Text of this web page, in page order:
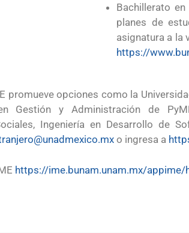
Bachillerato
planes de
asignatura a la
https://
promueve opciones como la
Gestión y Administración de
Ingeniería en Desarrollo de
o ingresa a
https://ime.bunam.unam.mx/appime/
cursos de preparación
en primavera
para el